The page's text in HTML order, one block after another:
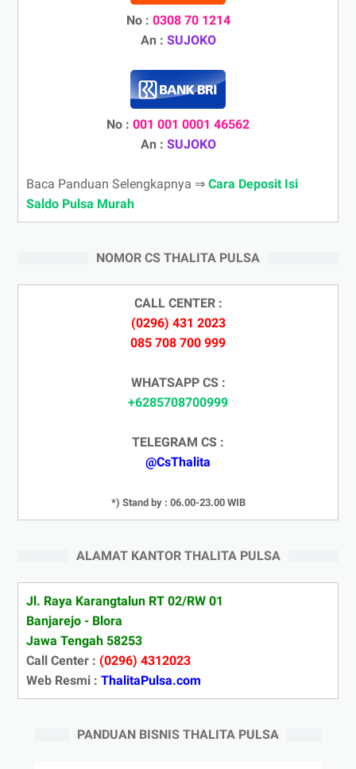
No : 0308 70 1214
An : SUJOKO
No : 001 001 0001 46562
An : SUJOKO
Baca Panduan Selengkapnya ⇒ Cara Deposit Isi
Saldo Pulsa Murah
NOMOR CS THALITA PULSA
CALL CENTER :
(0296) 431 2023
085 708 700 999
WHATSAPP CS :
+6285708700999
TELEGRAM CS :
@CsThalita
*) Stand by : 06.00-23.00 WIB
ALAMAT KANTOR THALITA PULSA
Jl. Raya Karangtalun RT 02/RW 01
Banjarejo - Blora
Jawa Tengah 58253
Call Center : (0296) 4312023
Web Resmi : ThalitaPulsa.com
PANDUAN BISNIS THALITA PULSA